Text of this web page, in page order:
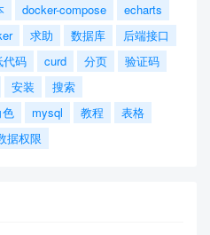
docker-compose
echarts
求助 数据库
后端接口
代码 curd 分页
验证码
安装
搜索
mysql 教程
表格
据权限